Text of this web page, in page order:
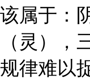
该属于：
（灵）
规律难以